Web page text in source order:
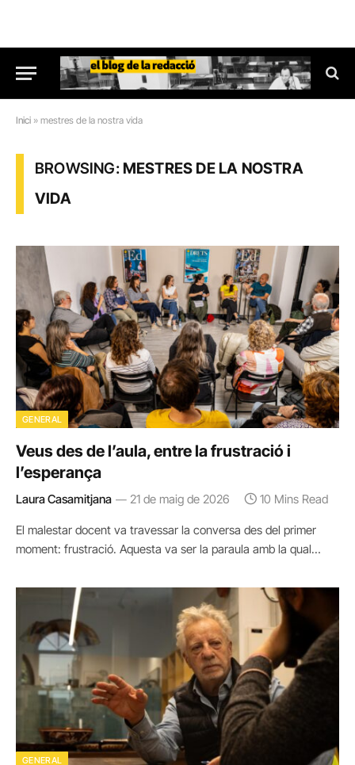
Inici » mestres de la nostra vida
BROWSING:MESTRES DE LA NOSTRA
VIDA
GENERAL
Veus des de l’aula, entre la frustració i
l’esperança
Laura Casamitjana 21 de maig de 2026 10 Mins Read
El malestar docent va travessar la conversa des del primer
moment: frustració. Aquesta va ser la paraula amb la qual…
GENERAL